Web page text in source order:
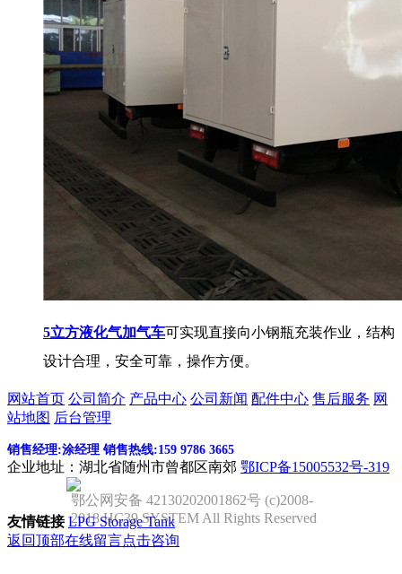
5立方液化气加气车可实现直接向小钢瓶充装作业，结构
设计合理，安全可靠，操作方便。
网站首页 公司简介 产品中心 公司新闻 配件中心 售后服务 网
站地图 后台管理
销售经理:涂经理 销售热线:159 9786 3665
企业地址：湖北省随州市曾都区南郊 鄂ICP备15005532号-319
鄂公网安备 42130202001862号 (c)2008-
2018 HC39 SYSTEM All Rights Reserved
友情链接 LPG Storage Tank
返回顶部在线留言点击咨询